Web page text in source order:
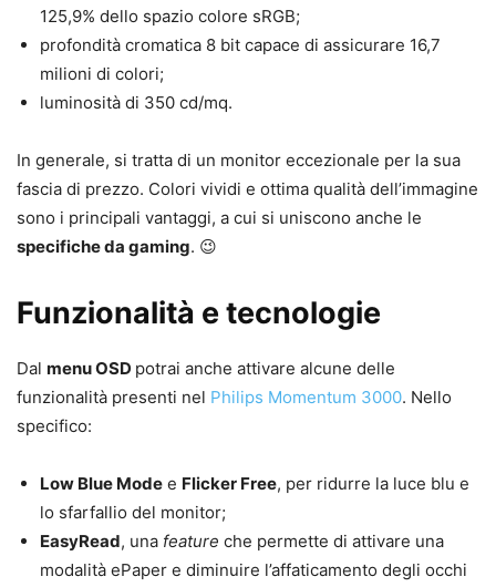
125,9% dello spazio colore sRGB;
profondità cromatica 8 bit capace di assicurare 16,7
milioni di colori;
luminosità di 350 cd/mq.
In generale, si tratta di un monitor eccezionale per la sua
fascia di prezzo. Colori vividi e ottima qualità dell’immagine
sono i principali vantaggi, a cui si uniscono anche le
specifiche da gaming. 😉
Funzionalità e tecnologie
Dal menu OSD potrai anche attivare alcune delle
funzionalità presenti nel Philips Momentum 3000. Nello
specifico:
Low Blue Mode e Flicker Free, per ridurre la luce blu e
lo sfarfallio del monitor;
EasyRead, una feature che permette di attivare una
modalità ePaper e diminuire l’affaticamento degli occhi